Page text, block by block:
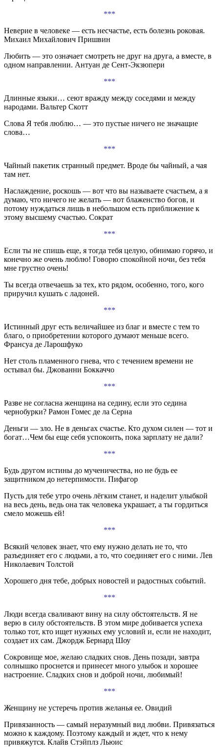
***
Неверие в человеке — есть несчастье, есть болезнь роковая.
Михаил Михайлович Пришвин
Любить — это означает смотреть не друг на друга, а вместе, в
одном направлении. Антуан де Сент-Экзюпери
***
Длинные языки… сеют вражду между соседями и между
народами. Вальтер Скотт
Слова Я тебя люблю… — это пустые ничего не значащие
слова…
***
Чайный пакетик странный предмет. Вроде бы чайный, а чая
там нет.
Наслаждение, роскошь — вот что вы называете счастьем, а я
думаю, что ничего не желать — вот блаженство богов, и
потому нуждаться лишь в небольшом есть приближение к
этому высшему счастью. Сократ
***
Если ты не спишь еще, я тогда тебя целую, обнимаю горячо, и
конечно же очень люблю! Говорю спокойной ночи, без тебя
мне грустно очень!
Ты всегда отвечаешь за тех, кто рядом, особенно, того, кого
приручил кушать с ладоней.
***
Истинный друг есть величайшее из благ и вместе с тем то
благо, о приобретении которого думают меньше всего.
Франсуа де Ларошфуко
Нет столь пламенного гнева, что с течением времени не
остывал бы. Джованни Боккаччо
***
Разве не согласна женщина на седину, если это седина
чернобурки? Рамон Гомес де ла Серна
Деньги — зло. Не в деньгах счастье. Кто духом силен — тот и
богат…Чем бы еще себя успокоить, пока зарплату не дали?
***
Будь другом истины до мученичества, но не будь ее
защитником до нетерпимости. Пифагор
Пусть для тебе утро очень лёгким станет, и наделит улыбкой
на весь день, ведь она так человека украшает, а ты гордиться
смело можешь ей!
***
Всякий человек знает, что ему нужно делать не то, что
разъединяет его с людьми, а то, что соединяет его с ними. Лев
Николаевич Толстой
Хорошего дня тебе, добрых новостей и радостных событий.
***
Люди всегда сваливают вину на силу обстоятельств. Я не
верю в силу обстоятельств. В этом мире добивается успеха
только тот, кто ищет нужных ему условий и, если не находит,
создает их сам. Джордж Бернард Шоу
Сокровище мое, желаю сладких снов. День позади, завтра
солнышко проснется и принесет много улыбок и хорошее
настроение. Сладких снов и доброй ночи, любимый!
***
Женщину не устеречь против желанья ее. Овидий
Привязанность — самый неразумный вид любви. Привязаться
можно к каждому. Поэтому каждый и ждет, что к нему
привяжутся. Клайв Стэйплз Льюис